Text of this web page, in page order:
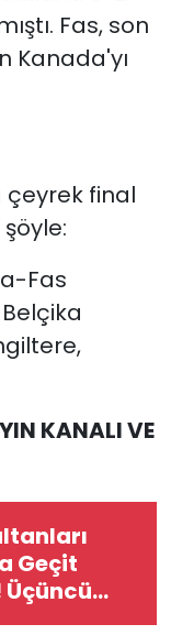
Fas, son
Kanada'yı
çeyrek final
Fas
KANALI VE
Geçit